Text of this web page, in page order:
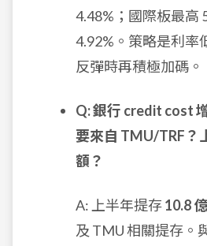
4.48%；國際板最高
4.92%。策略是利率
反彈時再積極加碼。
Q: 銀行 credit cost
要來自 TMU/TRF？
額？
A: 上半年提存10.8
及 TMU 相關提存。